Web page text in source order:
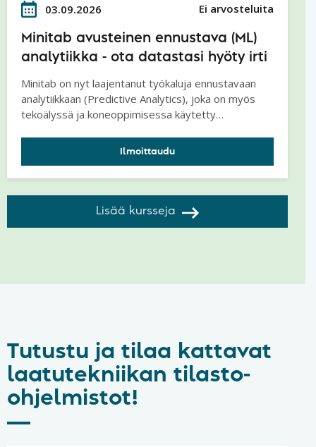
03.09.2026 Ei arvosteluita
Minitab avusteinen ennustava (ML)
analytiikka - ota datastasi hyöty irti
Minitab on nyt laajentanut työkaluja ennustavaan
analytiikkaan (Predictive Analytics), joka on myös
tekoälyssä ja koneoppimisessa käytetty
Ilmoittaudu
Lisää kursseja
Tutustu ja tilaa kattavat
laatutekniikan tilasto-
ohjelmistot!